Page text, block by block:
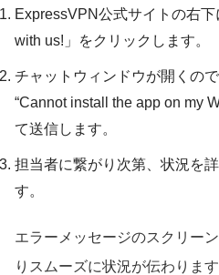
ExpressVPN公式サイトの右
with us!」をクリックします。
チャットウィンドウが開くの
“Cannot install the app on my
て送信します。
担当者に繋がり次第、状況を
す。
エラーメッセージのスクリー
りスムーズに状況が伝わります